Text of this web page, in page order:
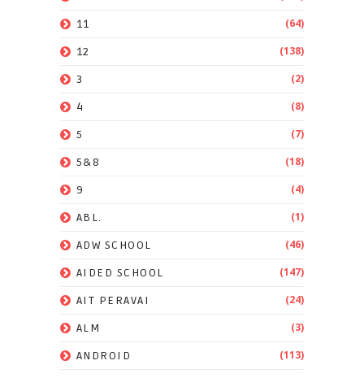
11 (64)
12 (138)
3 (2)
4 (8)
5 (7)
5&8 (18)
9 (4)
ABL. (1)
ADW SCHOOL (46)
AIDED SCHOOL (147)
AIT PERAVAI (24)
ALM (3)
ANDROID (113)